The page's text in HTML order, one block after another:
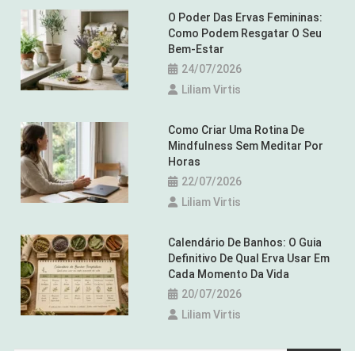
O Poder Das Ervas Femininas:
Como Podem Resgatar O Seu
Bem-Estar
24/07/2026
Liliam Virtis
Como Criar Uma Rotina De
Mindfulness Sem Meditar Por
Horas
22/07/2026
Liliam Virtis
Calendário De Banhos: O Guia
Definitivo De Qual Erva Usar Em
Cada Momento Da Vida
20/07/2026
Liliam Virtis